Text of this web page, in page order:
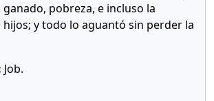
pobreza, e incluso la
y todo lo aguantó sin perder la
Job.